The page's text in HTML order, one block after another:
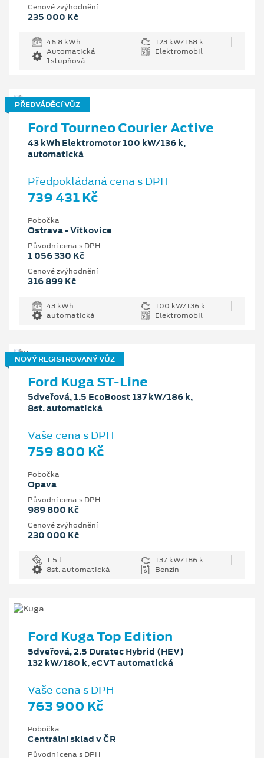
Cenové zvýhodnění
235 000 Kč
46.8 kWh
123 kW/168 k
Automatická
1stupňová
Elektromobil
PŘEDVÁDĚCÍ VŮZ
Ford Tourneo Courier Active
43 kWh Elektromotor 100 kW/136 k,
automatická
Předpokládaná cena s DPH
739 431 Kč
Pobočka
Ostrava - Vítkovice
Původní cena s DPH
1 056 330 Kč
Cenové zvýhodnění
316 899 Kč
43 kWh
100 kW/136 k
automatická
Elektromobil
NOVÝ REGISTROVANÝ VŮZ
Ford Kuga ST-Line
5dveřová, 1.5 EcoBoost 137 kW/186 k,
8st. automatická
Vaše cena s DPH
759 800 Kč
Pobočka
Opava
Původní cena s DPH
989 800 Kč
Cenové zvýhodnění
230 000 Kč
1.5 l
137 kW/186 k
8st. automatická
Benzín
Ford Kuga Top Edition
5dveřová, 2.5 Duratec Hybrid (HEV)
132 kW/180 k, eCVT automatická
Vaše cena s DPH
763 900 Kč
Pobočka
Centrální sklad v ČR
Původní cena s DPH